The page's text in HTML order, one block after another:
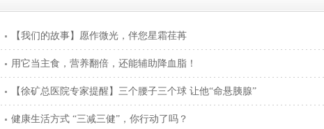
【我们的故事】愿作微光，伴您星霜荏苒
用它当主食，营养翻倍，还能辅助降血脂！
【徐矿总医院专家提醒】三个腰子三个球 让他“命悬胰腺”
健康生活方式 “三减三健”，你行动了吗？